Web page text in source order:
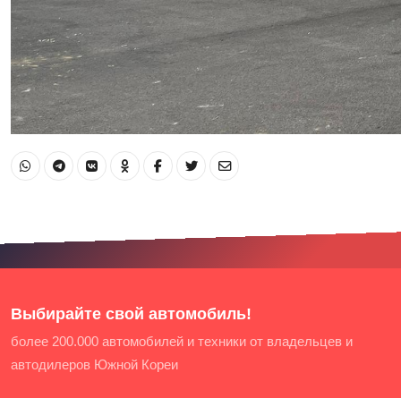
Выбирайте свой автомобиль!
более 200.000 автомобилей и техники от владельцев и
автодилеров Южной Кореи